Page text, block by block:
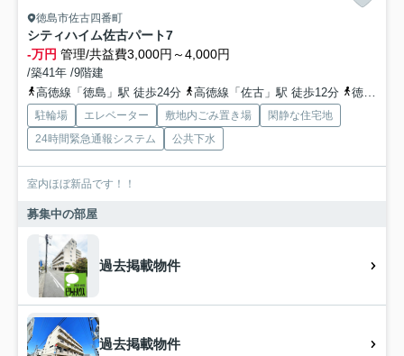
徳島市佐古四番町
シティハイム佐古パート7
-万円 管理/共益費3,000円～4,000円
/築41年 /9階建
高徳線「徳島」駅 徒歩24分
高徳線「佐古」駅 徒歩12分 徳島線「蔵本」駅 徒歩21分
駐輪場 エレベーター 敷地内ごみ置き場
閑静な住宅地
24時間緊急通報システム
公共下水
室内ほぼ新品です！！
募集中の部屋
過去掲載物件
過去掲載物件